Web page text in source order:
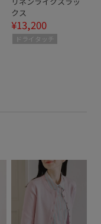
クス
¥13,200
ドライタッチ